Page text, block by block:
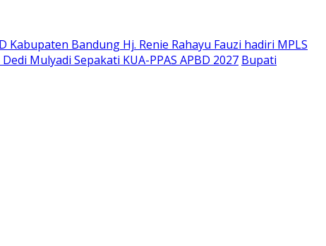
Kabupaten Bandung Hj. Renie Rahayu Fauzi hadiri MPLS
Mulyadi Sepakati KUA-PPAS APBD 2027 Bupati